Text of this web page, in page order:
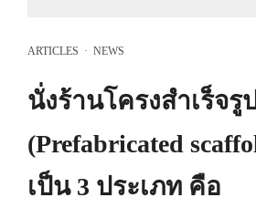
ARTICLES · NEWS
นั่งร้านโครงสำเร็จรูป
(Prefabricated
เป็น 3 ประเภท คือ